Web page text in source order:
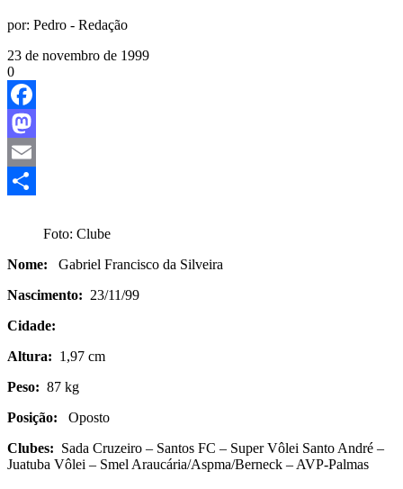
por: Pedro - Redação
23 de novembro de 1999
0
Facebook
Mastodon
Email
Foto: Clube
Nome: Gabriel Francisco da Silveira
Nascimento: 23/11/99
Cidade:
Altura: 1,97 cm
Peso: 87 kg
Posição: Oposto
Clubes: Sada Cruzeiro – Santos FC – Super Vôlei Santo André –
Juatuba Vôlei – Smel Araucária/Aspma/Berneck – AVP-Palmas